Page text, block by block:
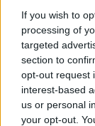
If you wish to
processing of
targeted
section to
opt-out request
interest-based
us or personal
your opt-out.
Sírásók naplója
Szeptember
döntött , hogy
kultúráért ...